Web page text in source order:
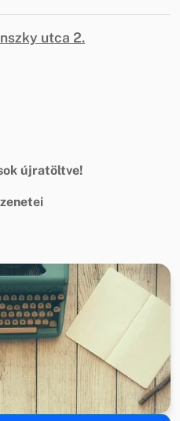
utca 2.
újratöltve!